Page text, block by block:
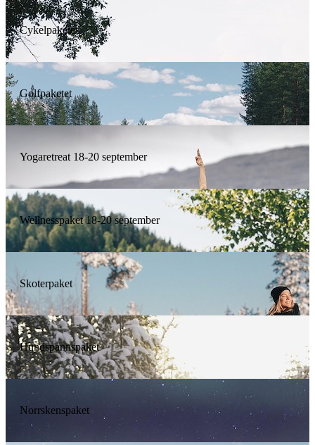
Cykelpaketet
Golfpaketet
Yogaretreat 18-20 september
Wellnesspaket 18-20 september
Skoterpaket
Hundspannspaket
Norrskenspaket